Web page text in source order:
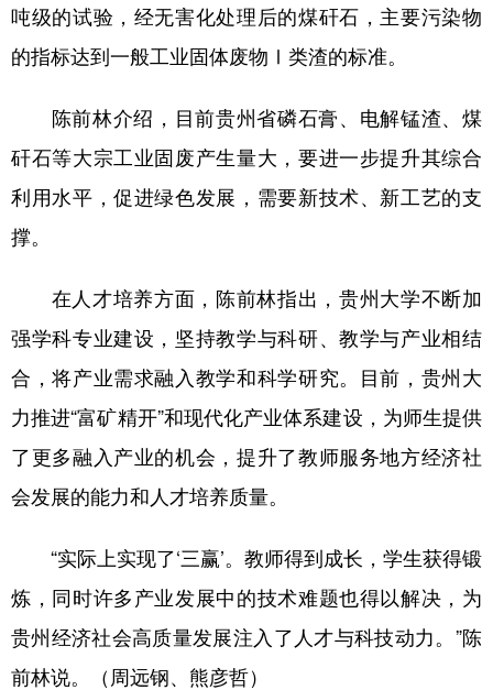
吨级的试验，经无害化处理后的煤矸石，主要污染物
的指标达到一般工业固体废物Ⅰ类渣的标准。
陈前林介绍，目前贵州省磷石膏、电解锰渣、煤
矸石等大宗工业固废产生量大，要进一步提升其综合
利用水平，促进绿色发展，需要新技术、新工艺的支
撑。
在人才培养方面，陈前林指出，贵州大学不断加
强学科专业建设，坚持教学与科研、教学与产业相结
合，将产业需求融入教学和科学研究。目前，贵州大
力推进“富矿精开”和现代化产业体系建设，为师生提供
了更多融入产业的机会，提升了教师服务地方经济社
会发展的能力和人才培养质量。
“实际上实现了‘三赢’。教师得到成长，学生获得锻
炼，同时许多产业发展中的技术难题也得以解决，为
贵州经济社会高质量发展注入了人才与科技动力。”陈
前林说。（周远钢、熊彦哲）